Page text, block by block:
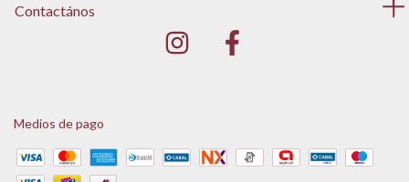
Contactános
Medios de pago